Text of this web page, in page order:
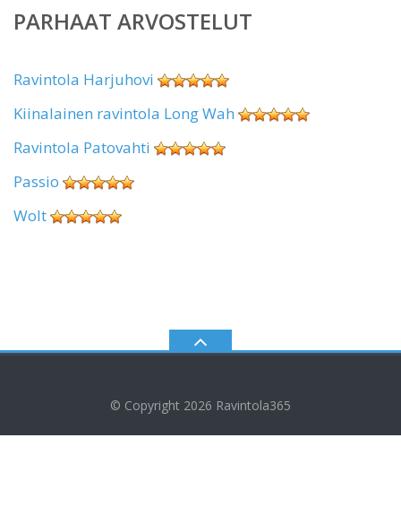
PARHAAT ARVOSTELUT
Ravintola Harjuhovi
Kiinalainen ravintola Long Wah
Ravintola Patovahti
Passio
Wolt
© Copyright 2026 Ravintola365